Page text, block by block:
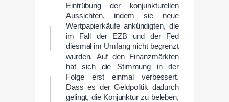
Eintrübung der konjunkturellen
Aussichten, indem sie neue
Wertpapierkäufe ankündigten, die
im Fall der EZB und der Fed
diesmal im Umfang nicht begrenzt
wurden. Auf den Finanzmärkten
hat sich die Stimmung in der
Folge erst einmal verbessert.
Dass es der Geldpolitik dadurch
gelingt, die Konjunktur zu beleben,